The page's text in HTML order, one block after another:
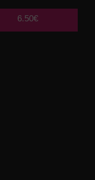
6.50€